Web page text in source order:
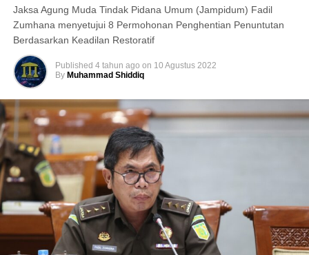
Jaksa Agung Muda Tindak Pidana Umum (Jampidum) Fadil
Zumhana menyetujui 8 Permohonan Penghentian Penuntutan
Berdasarkan Keadilan Restoratif
Published 4 tahun ago on 10 Agustus 2022
By Muhammad Shiddiq